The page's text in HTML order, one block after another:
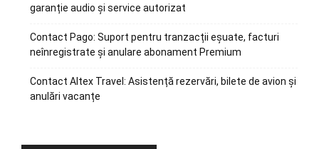
garanție audio și service autorizat
Contact Pago: Suport pentru tranzacții eșuate, facturi
neînregistrate și anulare abonament Premium
Contact Altex Travel: Asistență rezervări, bilete de avion și
anulări vacanțe